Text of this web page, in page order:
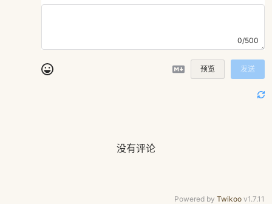
0/500
预览 发送
没有评论
Powered by Twikoo v1.7.11